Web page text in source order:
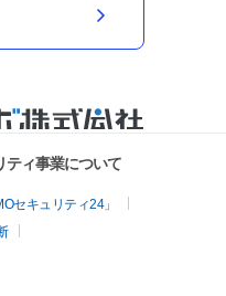
ティ事業について
セキュリティ24」